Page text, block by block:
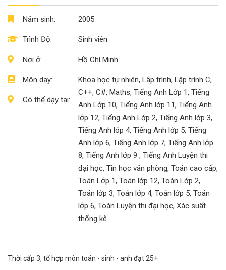
Năm sinh:
Trình Độ:
Nơi ở:
Môn dạy:
Có thể dạy tại:
2005
Sinh viên
Hồ Chí Minh
Khoa học tự nhiên, Lập trình, Lập trình C,
C++, C#, Maths, Tiếng Anh Lớp 1, Tiếng
Anh Lớp 10, Tiếng Anh lớp 11, Tiếng Anh
lớp 12, Tiếng Anh Lớp 2, Tiếng Anh lớp 3,
Tiếng Anh lóp 4, Tiếng Anh lớp 5, Tiếng
Anh lớp 6, Tiếng Anh lớp 7, Tiếng Anh lớp
8, Tiếng Anh lớp 9 , Tiếng Anh Luyện thi
đại học, Tin học văn phòng, Toán cao cấp,
Toán Lớp 1, Toán lớp 12, Toán Lớp 2,
Toán lớp 3, Toán lớp 4, Toán lớp 5, Toán
lớp 6, Toán Luyện thi đại học, Xác suất
thống kê
Thời cấp 3, tổ hợp môn toán - sinh - anh đạt 25+